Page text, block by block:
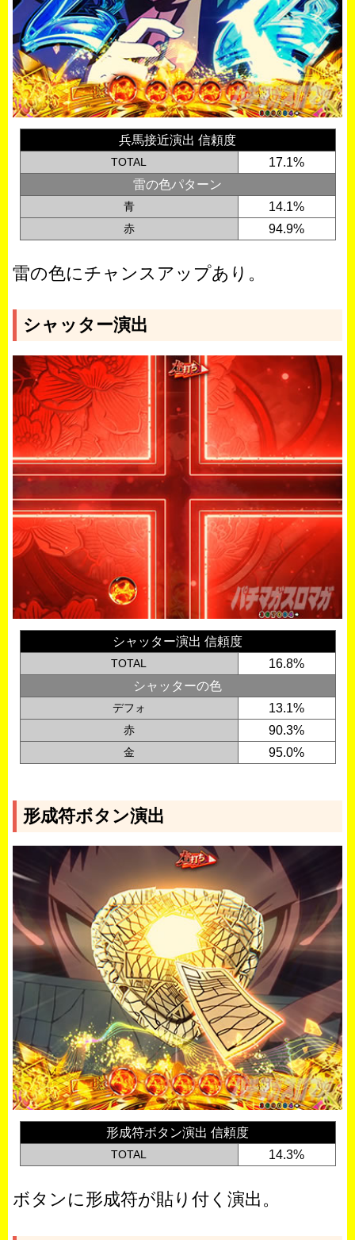
兵馬接近演出 信頼度
TOTAL
17.1%
雷の色パターン
青 14.1%
赤 94.9%
雷の色にチャンスアップあり。
シャッター演出
シャッター演出 信頼度
TOTAL
16.8%
シャッターの色
デフォ 13.1%
赤 90.3%
金 95.0%
形成符ボタン演出
形成符ボタン演出 信頼度
TOTAL 14.3%
ボタンに形成符が貼り付く演出。